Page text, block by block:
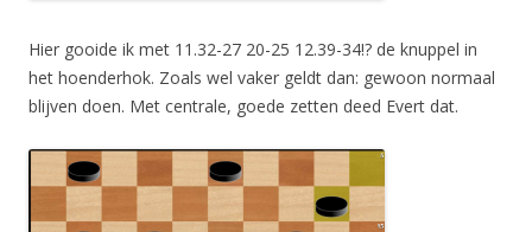
Hier gooide ik met 11.32-27 20-25 12.39-34!? de knuppel in
het hoenderhok. Zoals wel vaker geldt dan: gewoon normaal
blijven doen. Met centrale, goede zetten deed Evert dat.